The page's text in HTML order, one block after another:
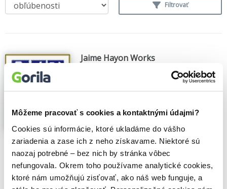
Môžeme pracovať s cookies a kontaktnými údajmi?
Cookies sú informácie, ktoré ukladáme do vášho
zariadenia a zase ich z neho získavame. Niektoré sú
naozaj potrebné – bez nich by stránka vôbec
nefungovala. Okrem toho používame analytické cookies,
ktoré nám umožňujú zisťovať, ako náš web funguje, a
Filtrovať
Jaime Hayon Works
Jaime Hayon je vycházející hvězda
nejbližších let. Monografie představuje
celé spektrum jeho tvorby: keramiku,
interiéry, nábytek, hračky a další.Jaime
Hayon (1974) je v...Zobraziť viac
🍎 Vypredané